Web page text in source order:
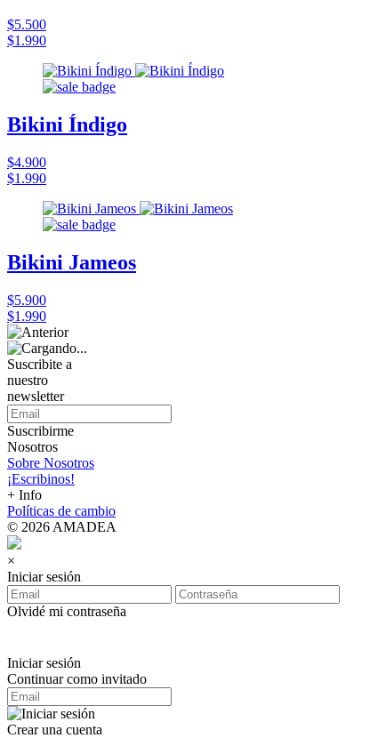
$5.500
$1.990
Bikini Índigo
$4.900
$1.990
Bikini Jameos
$5.900
$1.990
Suscribite a
nuestro
newsletter
Suscribirme
Nosotros
Sobre Nosotros
¡Escribinos!
+ Info
Políticas de cambio
© 2026 AMADEA
×
Iniciar sesión
Olvidé mi contraseña
Iniciar sesión
Continuar como invitado
Crear una cuenta